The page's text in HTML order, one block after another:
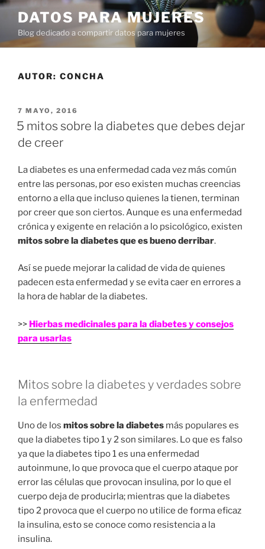
Ir
contenido
DATOS PARA MUJERES
Blog dedicado a compartir datos para mujeres
AUTOR: CONCHA
PUBLICADO
EN
7 MAYO, 2016
5 mitos sobre la diabetes que debes dejar
de creer
La diabetes es una enfermedad cada vez más común
entre las personas, por eso existen muchas creencias
entorno a ella que incluso quienes la tienen, terminan
por creer que son ciertos. Aunque es una enfermedad
crónica y exigente en relación a lo psicológico, existen
mitos sobre la diabetes que es bueno derribar.
Así se puede mejorar la calidad de vida de quienes
padecen esta enfermedad y se evita caer en errores a
la hora de hablar de la diabetes.
>> Hierbas medicinales para la diabetes y consejos
para usarlas
Mitos sobre la diabetes y verdades sobre
la enfermedad
Uno de los mitos sobre la diabetes más populares es
que la diabetes tipo 1 y 2 son similares. Lo que es falso
ya que la diabetes tipo 1 es una enfermedad
autoinmune, lo que provoca que el cuerpo ataque por
error las células que provocan insulina, por lo que el
cuerpo deja de producirla; mientras que la diabetes
tipo 2 provoca que el cuerpo no utilice de forma eficaz
la insulina, esto se conoce como resistencia a la
insulina.